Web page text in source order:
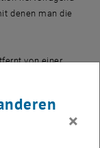
denen man die
von einer
den beiden
Grundlage für×